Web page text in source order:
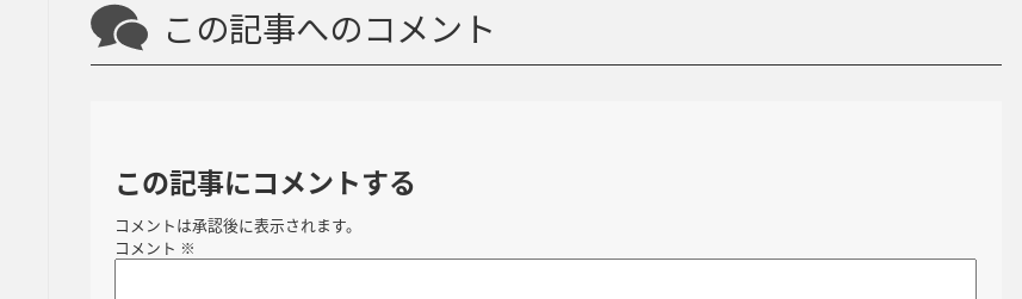
この記事へのコメント
この記事にコメントする
コメントは承認後に表示されます。
コメント ※